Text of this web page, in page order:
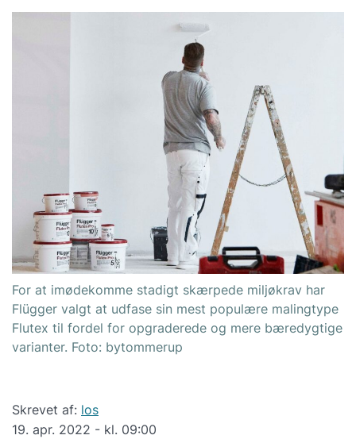
For at imødekomme stadigt skærpede miljøkrav har
Flügger valgt at udfase sin mest populære malingtype
Flutex til fordel for opgraderede og mere bæredygtige
varianter. Foto: bytommerup
Skrevet af: los
19. apr. 2022 - kl. 09:00